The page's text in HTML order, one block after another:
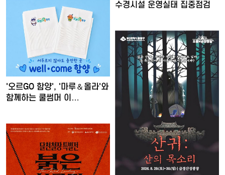
수경시설 운영실태 집중점검
'오르GO 함양', '마루＆올라'와
함께하는 쿨썸머 이…